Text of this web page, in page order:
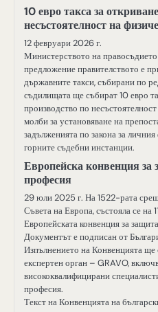
10 евро такса за
несъстоятелност на
12 февруари 2026 г.
Министерството на
предложение правителството е
държавните такси, събирани по
съдилищата ще събират 10 евро
производство по
молби за установяване на
задълженията по закона за
горните съдебни инстанции.
Европейска конвенция за
професия
29 юли 2025 г. На 1522-рата
Съвета на Европа, състояла се на
Европейската конвенция за
Документът е подписан от
Изпълнението на Конвенцията ще
експертен орган – GRAVO,
висококвалифицирани
професия.
Текст на Конвенцията на